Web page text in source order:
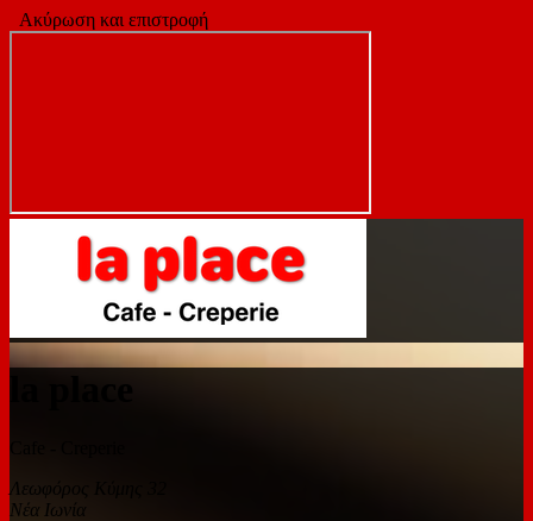
Ακύρωση και επιστροφή
la place
Λεωφόρος Κύμης 32
Νέα Ιωνία